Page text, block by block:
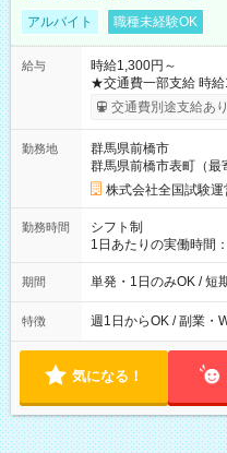
アルバイト 職種未経験OK
給与
時給1,300円～
★交通費一部支給 時給1,300円～ ※試験・役割により手当あり
※勤務回数により昇給
り！】 希望される場
例】 ・河合塾模擬試
×8時間＝日収10,400
円の場合あり ・国家
円（役割手当＋100円）
間】試用期間なし
交通費別途支給あり
勤務地
群馬県前橋市
群馬県前橋市表町（最
株式会社全国試験運
勤務時間
シフト制
1日あたりの実働時間
間は 試験により異な
期間 単発・1日のみOK / 短
特徴 週1日からOK / 副業・
気になる！